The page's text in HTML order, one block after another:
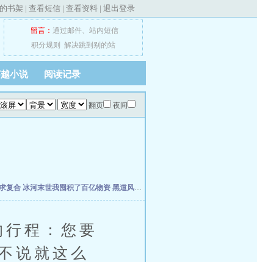
书架 | 查看短信 | 查看资料 | 退出登录
留言： 通过邮件、 站内短信
积分规则
解决跳到别的站
小说 阅读记录
翻页 夜间
复合 冰河末世我囤积了百亿物资 黑道风云江湖路
程：您要
说就这么